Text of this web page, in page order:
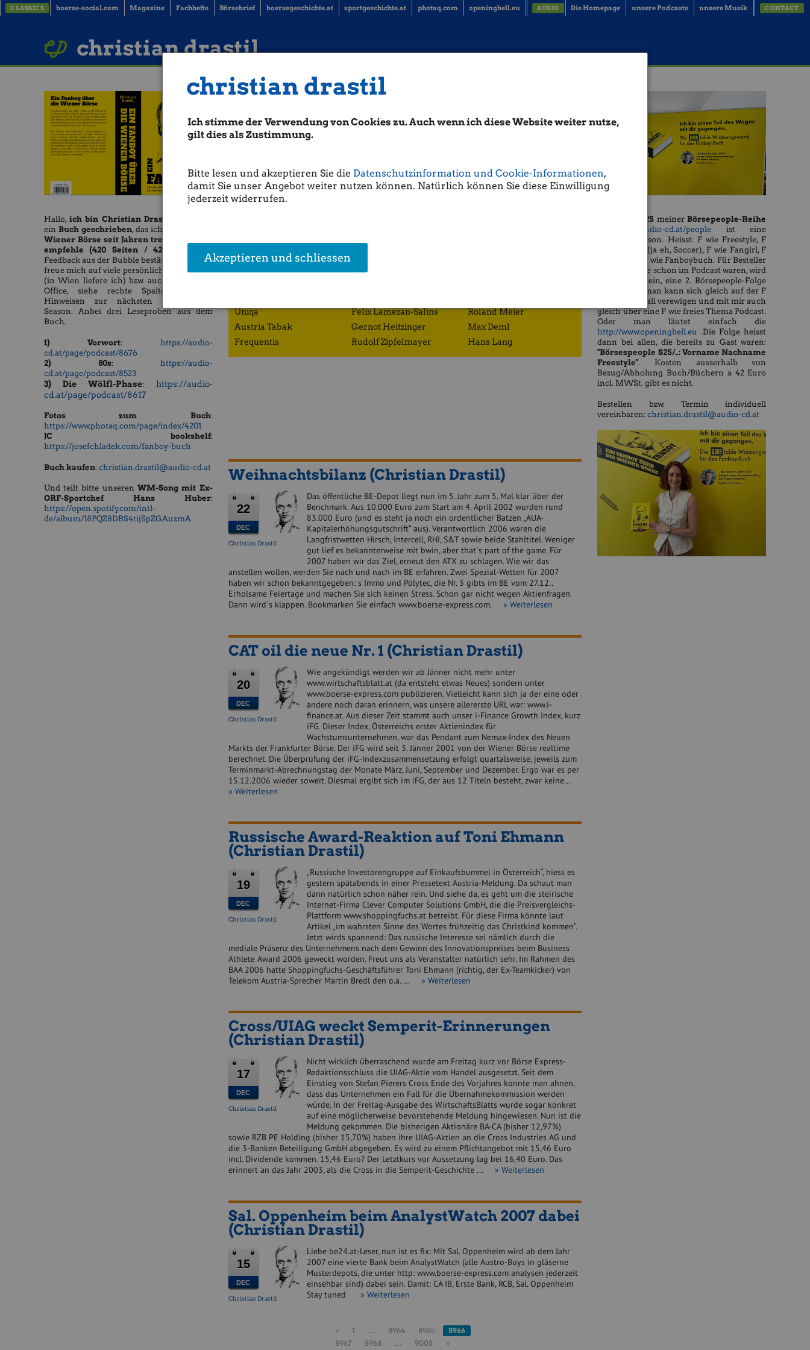
christian drastil
Ich stimme der Verwendung von Cookies zu. Auch wenn ich diese Website weiter nutze,
gilt dies als Zustimmung.
Bitte lesen und akzeptieren Sie die Datenschutzinformation und Cookie-Informationen,
damit Sie unser Angebot weiter nutzen können. Natürlich können Sie diese Einwilligung
jederzeit widerrufen.
Akzeptieren und schliessen
CLASSICS boerse-social.com Magazine Fachhefte Börsebrief boersegeschichte.at sportgeschichte.at photaq.com openingbell.eu AUDIO Die Homepage unsere Podcasts unsere Musik CONTACT
christian drastil
Hallo, ich bin Christian Drastil
ein Buch geschrieben, das ich allen, die die
Wiener Börse seit Jahren treu verfolgen,
empfehle (420 Seiten / 42 Euro).
Feedback aus der Bubble bestätigt mich. Ich
freue mich auf viele persönliche Übergaben
(in Wien liefere ich) bzw. auch bei mir im
Office, siehe rechte Spalte mit den
Hinweisen zur nächsten Börsepeople-
Season. Anbei drei Leseproben aus dem
Buch.
1) Vorwort: https://audio-
cd.at/page/podcast/8676
2) 80s: https://audio-
cd.at/page/podcast/8523
3) Die Wölfl-Phase: https://audio-
cd.at/page/podcast/8617
Fotos zum Buch:
https://www.photaq.com/page/index/4201
JC bookshelf:
https://josefchladek.com/fanboy-buch
Buch kaufen: christian.drastil@audio-cd.at
​​​​​Und teilt bitte unseren WM-Song mit Ex-
ORF-Sportchef Hans Huber:
https://open.spotify.com/intl-
de/album/18PQZ8DBS4tijSpZGAuzmA
Uniqa
Austria Tabak
Frequentis
Felix Lamezan-Salins
Gernot Heitzinger
Rudolf Zipfelmayer
Roland Meier
Max Deml
Hans Lang
Weihnachtsbilanz (Christian Drastil)
22
DEC
Christian Drastil
Das öffentliche BE-Depot liegt nun im 5. Jahr zum 5. Mal klar über der
Benchmark. Aus 10.000 Euro zum Start am 4. April 2002 wurden rund
83.000 Euro (und es steht ja noch ein ordentlicher Batzen „AUA-
Kapitalerhöhungsgutschrift“ aus). Verantwortlich 2006 waren die
Langfristwetten Hirsch, Intercell, RHI, S&T sowie beide Stahltitel. Weniger
gut lief es bekannterweise mit bwin, aber that`s part of the game. Für
2007 haben wir das Ziel, erneut den ATX zu schlagen. Wie wir das
anstellen wollen, werden Sie nach und nach im BE erfahren. Zwei Spezial-Wetten für 2007
haben wir schon bekanntgegeben: s Immo und Polytec, die Nr. 3 gibts im BE vom 27.12..
Erholsame Feiertage und machen Sie sich keinen Stress. Schon gar nicht wegen Aktienfragen.
Dann wird`s klappen. Bookmarken Sie einfach www.boerse-express.com. » Weiterlesen
CAT oil die neue Nr. 1 (Christian Drastil)
20
DEC
Christian Drastil
Wie angekündigt werden wir ab Jänner nicht mehr unter
www.wirtschaftsblatt.at (da entsteht etwas Neues) sondern unter
www.boerse-express.com publizieren. Vielleicht kann sich ja der eine oder
andere noch daran erinnern, was unsere allererste URL war: www.i-
finance.at. Aus dieser Zeit stammt auch unser i-Finance Growth Index, kurz
iFG. Dieser Index, Österreichs erster Aktienindex für
Wachstumsunternehmen, war das Pendant zum Nemax-Index des Neuen
Markts der Frankfurter Börse. Der iFG wird seit 3. Jänner 2001 von der Wiener Börse realtime
berechnet. Die Überprüfung der iFG-Indexzusammensetzung erfolgt quartalsweise, jeweils zum
Terminmarkt-Abrechnungstag der Monate März, Juni, September und Dezember. Ergo war es per
15.12.2006 wieder soweit. Diesmal ergibt sich im iFG, der aus 12 Titeln besteht, zwar keine...
» Weiterlesen
Russische Award-Reaktion auf Toni Ehmann
(Christian Drastil)
19
DEC
Christian Drastil
„Russische Investorengruppe auf Einkaufsbummel in Österreich“, hiess es
gestern spätabends in einer Pressetext Austria-Meldung. Da schaut man
dann natürlich schon näher rein. Und siehe da, es geht um die steirische
Internet-Firma Clever Computer Solutions GmbH, die die Preisvergleichs-
Plattform www.shoppingfuchs.at betreibt. Für diese Firma könnte laut
Artikel „im wahrsten Sinne des Wortes frühzeitig das Christkind kommen“.
Jetzt wirds spannend: Das russische Interesse sei nämlich durch die
mediale Präsenz des Unternehmens nach dem Gewinn des Innovationspreises beim Business
Athlete Award 2006 geweckt worden. Freut uns als Veranstalter natürlich sehr. Im Rahmen des
BAA 2006 hatte Shoppingfuchs-Geschäftsführer Toni Ehmann (richtig, der Ex-Teamkicker) von
Telekom Austria-Sprecher Martin Bredl den o.a. ... » Weiterlesen
Cross/UIAG weckt Semperit-Erinnerungen
(Christian Drastil)
17
DEC
Christian Drastil
Nicht wirklich überraschend wurde am Freitag kurz vor Börse Express-
Redaktionsschluss die UIAG-Aktie vom Handel ausgesetzt. Seit dem
Einstieg von Stefan Pierers Cross Ende des Vorjahres konnte man ahnen,
dass das Unternehmen ein Fall für die Übernahmekommission werden
würde. In der Freitag-Ausgabe des WirtschaftsBlatts wurde sogar konkret
auf eine möglicherweise bevorstehende Meldung hingewiesen. Nun ist die
Meldung gekommen. Die bisherigen Aktionäre BA-CA (bisher 12,97%)
sowie RZB PE Holding (bisher 15,70%) haben ihre UIAG-Aktien an die Cross Industries AG und
die 3-Banken Beteiligung GmbH abgegeben. Es wird zu einem Pflichtangebot mit 15,46 Euro
incl. Dividende kommen. 15,46 Euro? Der Letztkurs vor Aussetzung lag bei 16,40 Euro. Das
erinnert an das Jahr 2003, als die Cross in die Semperit-Geschichte ... » Weiterlesen
Sal. Oppenheim beim AnalystWatch 2007 dabei
(Christian Drastil)
15
DEC
Christian Drastil
Liebe be24.at-Leser, nun ist es fix: Mit Sal. Oppenheim wird ab dem Jahr
2007 eine vierte Bank beim AnalystWatch (alle Austro-Buys in gläserne
Musterdepots, die unter http: www.boerse-express.com analysen jederzeit
einsehbar sind) dabei sein. Damit: CA IB, Erste Bank, RCB, Sal. Oppenheim
Stay tuned » Weiterlesen
« 1 … 8964 8965
8966
8967
8968 … 9008 »
Season 25meinerBörsepeople-Reihe
http://www.audio-cd.at/people ist eine
Freestyle-Season. Heisst: F wie Freestyle, F
wie Football (ja eh, Soccer), F wie Fangirl, F
wie Fanboy, F wie Fanboybuch. Für Besteller
des Buchs, die schon im Podcast waren, wird
es möglich sein, eine 2. Börsepeople-Folge
zu machen, man kann sich gleich auf der F
wie Fanboywall verewigen und mit mir auch
gleich über eine F wie freies Thema Podcast.
Oder man läutet einfach die
http://www.openingbell.eu .Die Folge heisst
dann bei allen, die bereits zu Gast waren:
"Börsespeople S25/..: Vorname Nachname
Freestyle". Kosten ausserhalb von
Bezug/Abholung Buch/Büchern a 42 Euro
incl. MWSt. gibt es nicht.
Bestellen bzw. Termin individuell
vereinbaren:christian.drastil@audio-cd.at